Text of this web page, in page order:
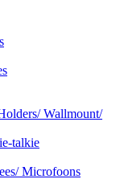
Wallmount/
talkie
Microfoons